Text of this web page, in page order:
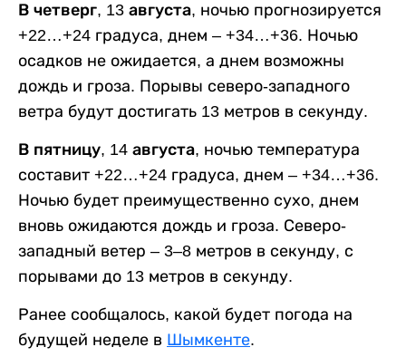
В четверг, 13 августа, ночью прогнозируется
+22…+24 градуса, днем – +34…+36. Ночью
осадков не ожидается, а днем возможны
дождь и гроза. Порывы северо-западного
ветра будут достигать 13 метров в секунду.
В пятницу, 14 августа, ночью температура
составит +22…+24 градуса, днем – +34…+36.
Ночью будет преимущественно сухо, днем
вновь ожидаются дождь и гроза. Северо-
западный ветер – 3–8 метров в секунду, с
порывами до 13 метров в секунду.
Ранее сообщалось, какой будет погода на
будущей неделе в Шымкенте.